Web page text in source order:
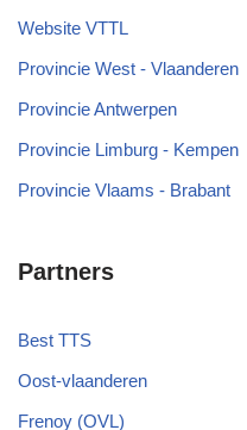
Website VTTL
Provincie West - Vlaanderen
Provincie Antwerpen
Provincie Limburg - Kempen
Provincie Vlaams - Brabant
Partners
Best TTS
Oost-vlaanderen
Frenoy (OVL)